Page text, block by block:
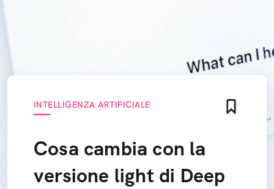
INTELLIGENZA ARTIFICIALE
Cosa cambia con la
versione light di Deep